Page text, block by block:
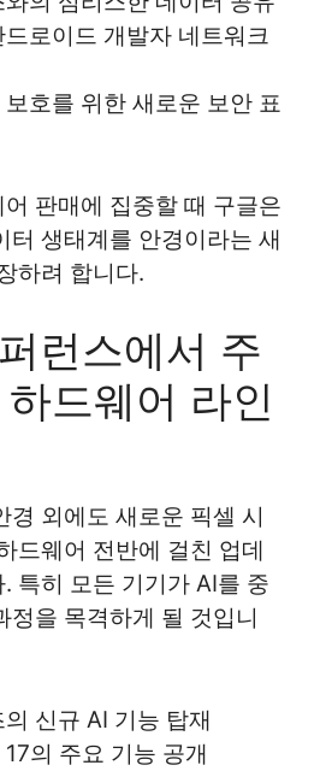
로이드 개발자 네트워크
호를 위한 새로운 보안 표
판매에 집중할 때 구글은
터 생태계를 안경이라는 새
하려 합니다.
런스에서 주
드웨어 라인
경 외에도 새로운 픽셀 시
드웨어 전반에 걸친 업데
특히 모든 기기가 AI를 중
정을 목격하게 될 것입니
신규 AI 기능 탑재
의 주요 기능 공개